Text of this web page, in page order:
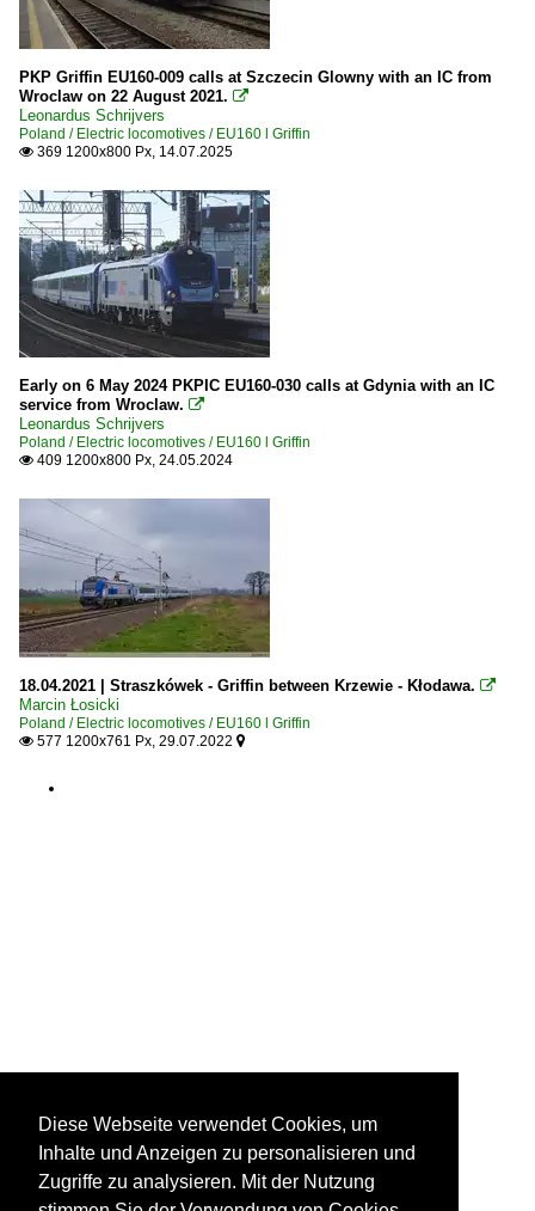
2024
PKP Griffin EU160-009 calls at Szczecin Glowny with an IC from
Wroclaw on 22 August 2021. 
Leonardus Schrijvers
Poland / Electric locomotives / EU160 l Griffin
 369 1200x800 Px, 14.07.2025
Early on 6 May 2024 PKPIC EU160-030 calls at Gdynia with an IC
service from Wroclaw. 
Leonardus Schrijvers
Poland / Electric locomotives / EU160 l Griffin
 409 1200x800 Px, 24.05.2024
18.04.2021 | Straszkówek - Griffin between Krzewie - Kłodawa. 
Marcin Łosicki
Poland / Electric locomotives / EU160 l Griffin
 577 1200x761 Px, 29.07.2022 
Diese Webseite verwendet Cookies, um
Inhalte und Anzeigen zu personalisieren und
Zugriffe zu analysieren. Mit der Nutzung